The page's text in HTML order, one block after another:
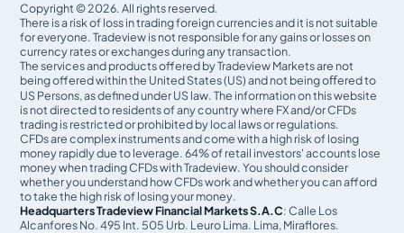
Copyright © 2026. All rights reserved.
There is a risk of loss in trading foreign currencies and it is not suitable
for everyone. Tradeview is not responsible for any gains or losses on
currency rates or exchanges during any transaction.
The services and products offered by Tradeview Markets are not
being offered within the United States (US) and not being oﬀered to
US Persons, as defined under US law. The information on this website
is not directed to residents of any country where FX and/or CFDs
trading is restricted or prohibited by local laws or regulations.
CFDs are complex instruments and come with a high risk of losing
money rapidly due to leverage. 64% of retail investors' accounts lose
money when trading CFDs with Tradeview. You should consider
whether you understand how CFDs work and whether you can afford
to take the high risk of losing your money.
Headquarters Tradeview Financial Markets S.A.C: Calle Los
Alcanfores No. 495 Int. 505 Urb. Leuro Lima. Lima, Miraflores.